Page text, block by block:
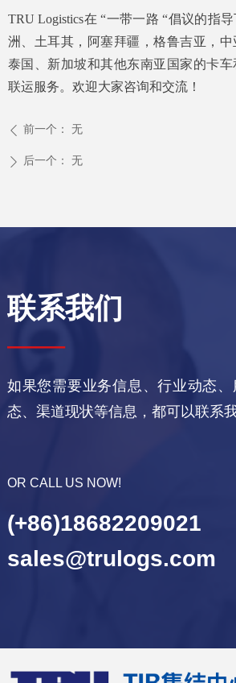
TRU Logistics在 “一带一路 “倡议的指
洲、土耳其，阿塞拜疆，格鲁吉亚，中
泰国、新加坡和其他东南亚国家的卡
联运服务。欢迎大家咨询和交流！
ꄴ 前一个： 无
ꄲ 后一个： 无
联系我们
——
如果您需要业务信息、行业动态
态、渠道现状等信息，都可以联系我
(+86)18682209021
sales@trulogs.com
OR CALL US NOW!